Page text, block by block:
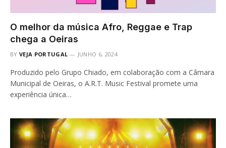
O melhor da música Afro, Reggae e Trap
chega a Oeiras
BY VEJA PORTUGAL JUNHO 6, 2024
Produzido pelo Grupo Chiado, em colaboração com a Câmara
Municipal de Oeiras, o A.R.T. Music Festival promete uma
experiência única…